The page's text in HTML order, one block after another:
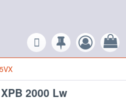
2000 Lw